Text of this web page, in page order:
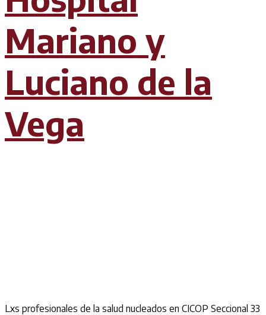
Mariano y
Luciano de la
Vega
Lxs profesionales de la salud nucleados en CICOP Seccional 33